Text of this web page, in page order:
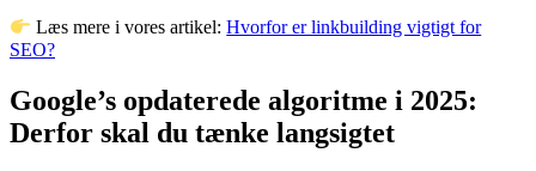
Læs mere i vores artikel:Hvorfor er linkbuilding vigtigt for
SEO?
Google’s opdaterede algoritme i 2025:
Derfor skal du tænke langsigtet